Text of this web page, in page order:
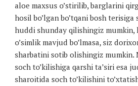
aloe maxsus o’stirilib, barglarini
hosil bo’lgan bo’tqani bosh
huddi shunday qilishingiz mumkin,
o’simlik mavjud bo’lmasa, siz
sharbatini sotib olishingiz mumkin.
soch to’kilishiga qarshi ta’siri esa
sharoitida soch to’kilishini